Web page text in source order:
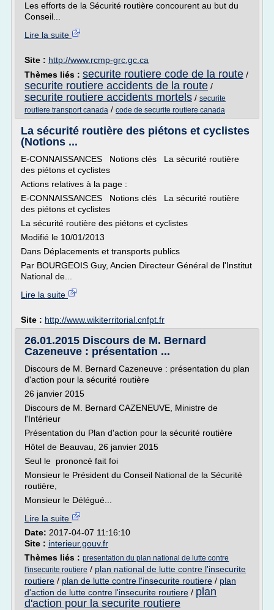
Les efforts de la Sécurité routière concourent au but du
Conseil...
Lire la suite
Site : http://www.rcmp-grc.gc.ca
Thèmes liés : securite routiere code de la route /
securite routiere accidents de la route /
securite routiere accidents mortels / securite
routiere transport canada / code de securite routiere canada
La sécurité routière des piétons et cyclistes
(Notions ...
E-CONNAISSANCES Notions clés La sécurité routière
des piétons et cyclistes
Actions relatives à la page :
E-CONNAISSANCES Notions clés La sécurité routière
des piétons et cyclistes
La sécurité routière des piétons et cyclistes
Modifié le 10/01/2013
Dans Déplacements et transports publics
Par BOURGEOIS Guy, Ancien Directeur Général de l'Institut
National de...
Lire la suite
Site : http://www.wikiterritorial.cnfpt.fr
26.01.2015 Discours de M. Bernard
Cazeneuve : présentation ...
Discours de M. Bernard Cazeneuve : présentation du plan
d'action pour la sécurité routière
26 janvier 2015
Discours de M. Bernard CAZENEUVE, Ministre de
l'Intérieur
Présentation du Plan d'action pour la sécurité routière
Hôtel de Beauvau, 26 janvier 2015
Seul le prononcé fait foi
Monsieur le Président du Conseil National de la Sécurité
routière,
Monsieur le Délégué...
Lire la suite
Date: 2017-04-07 11:16:10
Site : interieur.gouv.fr
Thèmes liés : presentation du plan national de lutte contre
l'insecurite routiere / plan national de lutte contre l'insecurite
routiere / plan de lutte contre l'insecurite routiere / plan
d'action de lutte contre l'insecurite routiere / plan
d'action pour la securite routiere